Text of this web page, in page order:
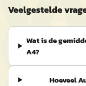
Veelgestelde
Wat is de
A4?
Hoeveel